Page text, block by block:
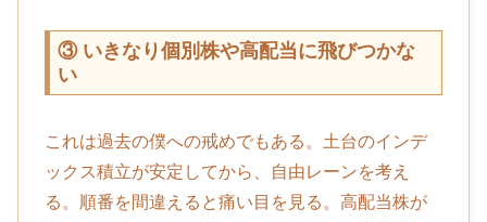
③ いきなり個別株や高配当に飛びつかな
い
これは過去の僕への戒めでもある。土台のインデ
ックス積立が安定してから、自由レーンを考え
る。順番を間違えると痛い目を見る。高配当株が